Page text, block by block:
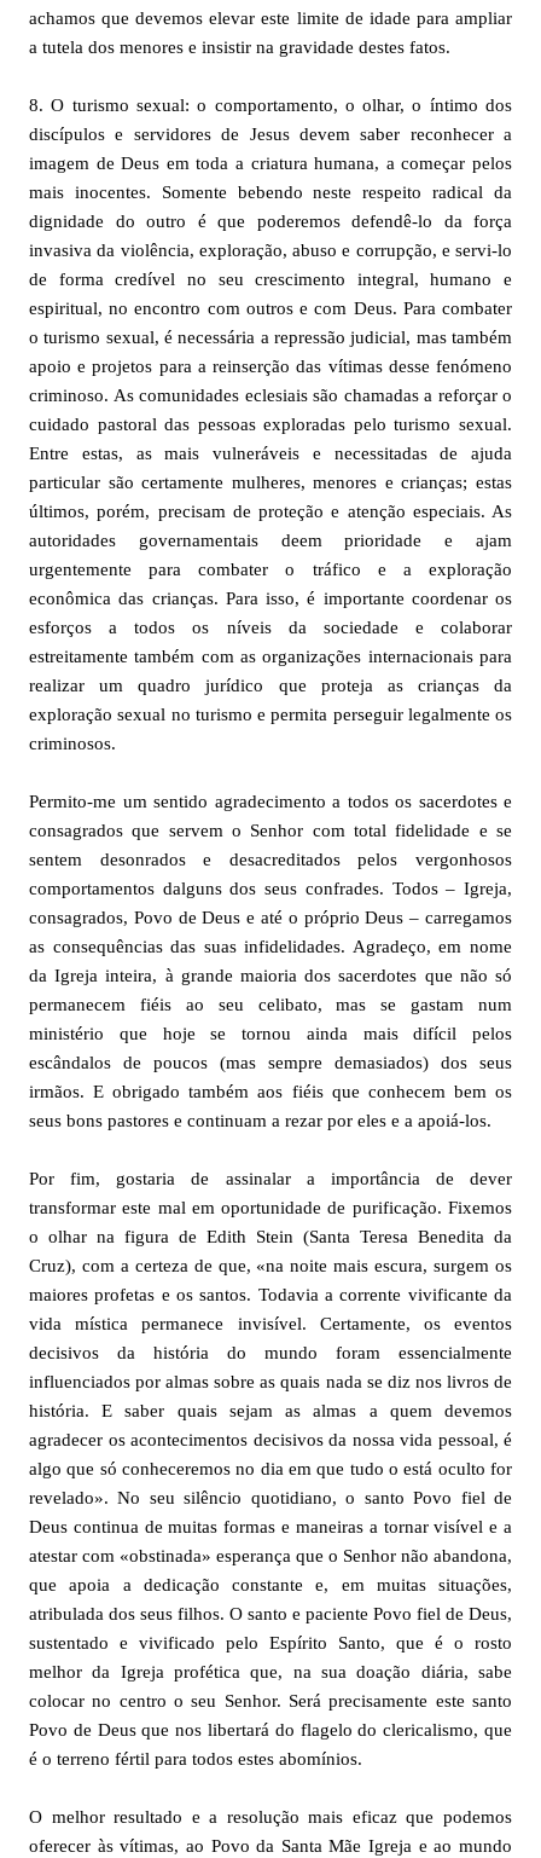
achamos que devemos elevar este limite de idade para ampliar
a tutela dos menores e insistir na gravidade destes fatos.
8. O turismo sexual: o comportamento, o olhar, o íntimo dos
discípulos e servidores de Jesus devem saber reconhecer a
imagem de Deus em toda a criatura humana, a começar pelos
mais inocentes. Somente bebendo neste respeito radical da
dignidade do outro é que poderemos defendê-lo da força
invasiva da violência, exploração, abuso e corrupção, e servi-lo
de forma credível no seu crescimento integral, humano e
espiritual, no encontro com outros e com Deus. Para combater
o turismo sexual, é necessária a repressão judicial, mas também
apoio e projetos para a reinserção das vítimas desse fenómeno
criminoso. As comunidades eclesiais são chamadas a reforçar o
cuidado pastoral das pessoas exploradas pelo turismo sexual.
Entre estas, as mais vulneráveis e necessitadas de ajuda
particular são certamente mulheres, menores e crianças; estas
últimos, porém, precisam de proteção e atenção especiais. As
autoridades governamentais deem prioridade e ajam
urgentemente para combater o tráfico e a exploração
econômica das crianças. Para isso, é importante coordenar os
esforços a todos os níveis da sociedade e colaborar
estreitamente também com as organizações internacionais para
realizar um quadro jurídico que proteja as crianças da
exploração sexual no turismo e permita perseguir legalmente os
criminosos.
Permito-me um sentido agradecimento a todos os sacerdotes e
consagrados que servem o Senhor com total fidelidade e se
sentem desonrados e desacreditados pelos vergonhosos
comportamentos dalguns dos seus confrades. Todos – Igreja,
consagrados, Povo de Deus e até o próprio Deus – carregamos
as consequências das suas infidelidades. Agradeço, em nome
da Igreja inteira, à grande maioria dos sacerdotes que não só
permanecem fiéis ao seu celibato, mas se gastam num
ministério que hoje se tornou ainda mais difícil pelos
escândalos de poucos (mas sempre demasiados) dos seus
irmãos. E obrigado também aos fiéis que conhecem bem os
seus bons pastores e continuam a rezar por eles e a apoiá-los.
Por fim, gostaria de assinalar a importância de dever
transformar este mal em oportunidade de purificação. Fixemos
o olhar na figura de Edith Stein (Santa Teresa Benedita da
Cruz), com a certeza de que, «na noite mais escura, surgem os
maiores profetas e os santos. Todavia a corrente vivificante da
vida mística permanece invisível. Certamente, os eventos
decisivos da história do mundo foram essencialmente
influenciados por almas sobre as quais nada se diz nos livros de
história. E saber quais sejam as almas a quem devemos
agradecer os acontecimentos decisivos da nossa vida pessoal, é
algo que só conheceremos no dia em que tudo o está oculto for
revelado». No seu silêncio quotidiano, o santo Povo fiel de
Deus continua de muitas formas e maneiras a tornar visível e a
atestar com «obstinada» esperança que o Senhor não abandona,
que apoia a dedicação constante e, em muitas situações,
atribulada dos seus filhos. O santo e paciente Povo fiel de Deus,
sustentado e vivificado pelo Espírito Santo, que é o rosto
melhor da Igreja profética que, na sua doação diária, sabe
colocar no centro o seu Senhor. Será precisamente este santo
Povo de Deus que nos libertará do flagelo do clericalismo, que
é o terreno fértil para todos estes abomínios.
O melhor resultado e a resolução mais eficaz que podemos
oferecer às vítimas, ao Povo da Santa Mãe Igreja e ao mundo